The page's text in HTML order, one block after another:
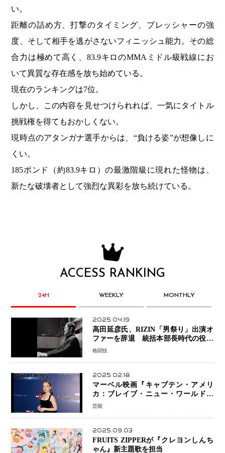
い。
距離の詰め方、打撃のタイミング、プレッシャーの強
度、そして相手を逃がさないフィニッシュ能力。その総
合力は極めて高く、83.9キロのMMAミドル級戦線にお
いて異質な存在感を放ち始めている。
現在のランキングは7位。
しかし、この内容を見せつけられれば、一気にタイトル
挑戦権を得てもおかしくない。
現時点のアタンガナ選手からは、“負ける姿”が想像しに
くい。
185ポンド（約83.9キロ）の最激階級に現れた怪物は、
新たな破壊者として強烈な異彩を放ち続けている。
ACCESS RANKING
24H WEEKLY MONTHLY
2025.04.19
高田延彦氏、RIZIN「男祭り」出演オ
ファーを辞退 統括本部長時代の役目
「すでに終えています」と明言
格闘技
2025.02.18
マーベル映画『キャプテン・アメリ
カ：ブレイブ・ニュー・ワールド』
新ブラック・ウィドウ役のシラ・ハー
芸能
2025.09.03
FRUITS ZIPPERが『クレヨンしんち
ゃん』新主題歌を担当